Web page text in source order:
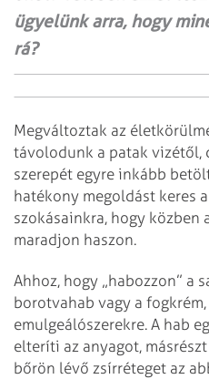
ügyelünk arra, hogy
rá?
Megváltoztak az
távolodunk a patak vizétől,
szerepét egyre inkább
hatékony megoldást keres
szokásainkra, hogy
maradjon haszon.
Ahhoz, hogy „habozzon” a
borotvahab vagy a
emulgeálószerekre. A hab
elteríti az anyagot,
bőrön lévő zsírréteget az